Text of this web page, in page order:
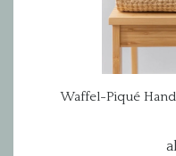
Waffel-Piqué